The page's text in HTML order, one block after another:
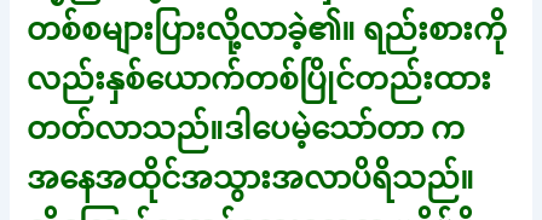
တစ်စများပြားလို့လာခဲ့၏။ ရည်းစားကို
လည်းနှစ်ယောက်တစ်ပြိုင်တည်းထား
တတ်လာသည်။ဒါပေမဲ့သော်တာ က
အနေအထိုင်အသွားအလာပိရိသည်။